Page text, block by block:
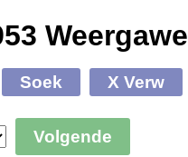
Weergawe
Soek X Verw
Volgende